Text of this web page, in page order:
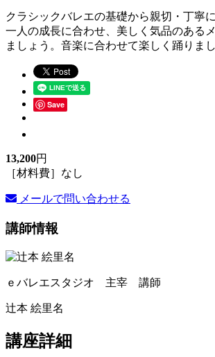
クラシックバレエの基礎から親切・丁寧
一人の成長に合わせ、美しく気品のある
ましょう。音楽に合わせて楽しく踊りまし
Save
13,200円
［材料費］なし
メールで問い合わせる
講師情報
ｅバレエスタジオ 主宰 講師
辻本 絵里名
講座詳細